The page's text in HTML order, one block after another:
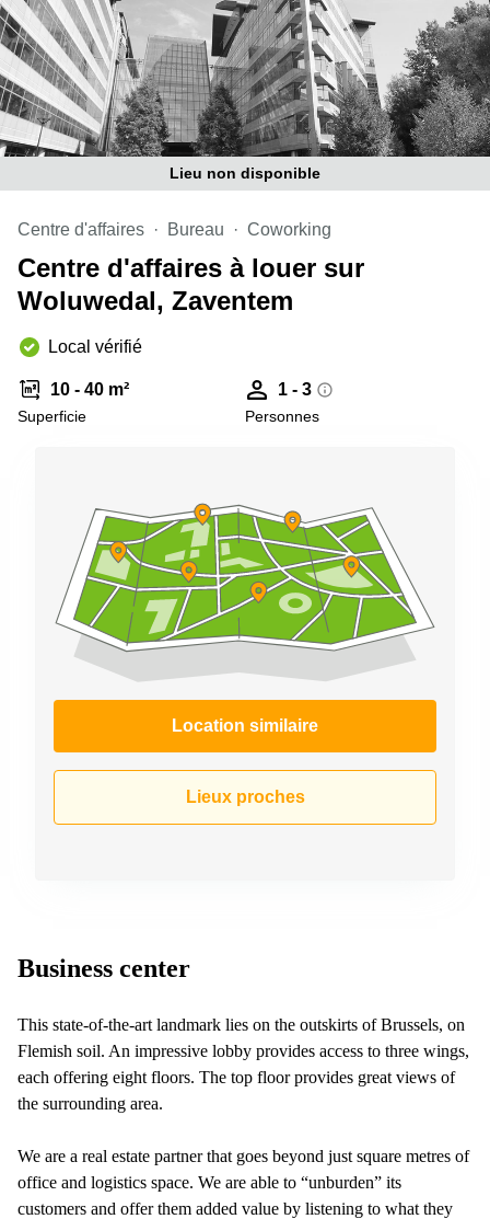
Coworking
Namur
Coworking
Tournai
Salle de
conférence
Lieu non disponible
Centre d'affaires Bureau Coworking
Centre d'affaires à louer sur
Woluwedal, Zaventem
Local vérifié
10 - 40 m²
Superficie
1 - 3
Personnes
Location similaire
Lieux proches
Business center
This state-of-the-art landmark lies on the outskirts of Brussels, on
Flemish soil. An impressive lobby provides access to three wings,
each offering eight floors. The top floor provides great views of
the surrounding area.
We are a real estate partner that goes beyond just square metres of
office and logistics space. We are able to “unburden” its
customers and offer them added value by listening to what they